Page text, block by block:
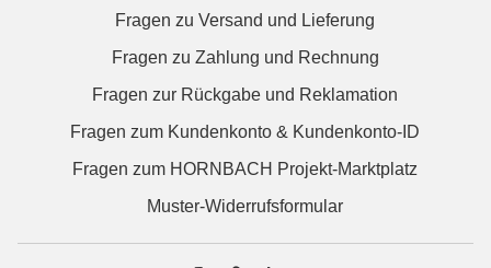
Fragen zu Versand und Lieferung
Fragen zu Zahlung und Rechnung
Fragen zur Rückgabe und Reklamation
Fragen zum Kundenkonto & Kundenkonto-ID
Fragen zum HORNBACH Projekt-Marktplatz
Muster-Widerrufsformular